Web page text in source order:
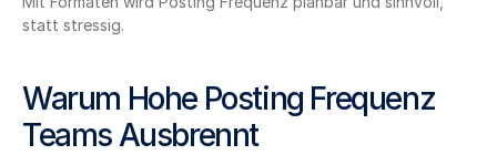
statt stressig.
Warum Hohe Posting Frequenz
Teams Ausbrennt